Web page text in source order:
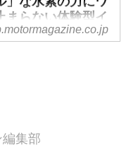
まらない体験型イ
してもブランドとし
集部